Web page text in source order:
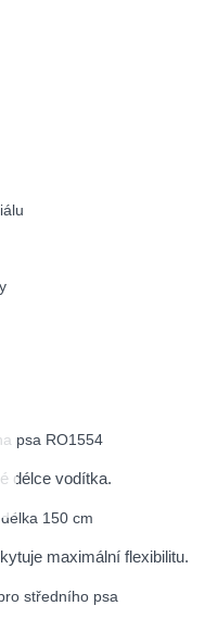
délce vodítka.
maximální flexibilitu.